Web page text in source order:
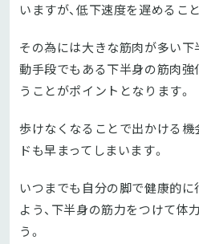
いますが、低下速度を遅めるこ
その為には大きな筋肉が多い下
動手段でもある下半身の筋肉強
うことがポイントとなります。
歩けなくなることで出かける機
ドも早まってしまいます。
いつまでも自分の脚で健康的
よう、下半身の筋力をつけて体
う。